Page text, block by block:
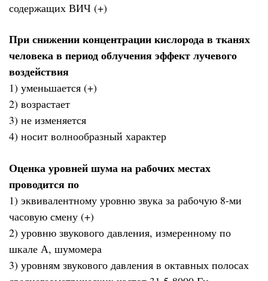
содержащих ВИЧ (+)
При снижении концентрации кислорода в тканях
человека в период облучения эффект лучевого
воздействия
1) уменьшается (+)
2) возрастает
3) не изменяется
4) носит волнообразный характер
Оценка уровней шума на рабочих местах
проводится по
1) эквивалентному уровню звука за рабочую 8-ми
часовую смену (+)
2) уровню звукового давления, измеренному по
шкале А, шумомера
3) уровням звукового давления в октавных полосах